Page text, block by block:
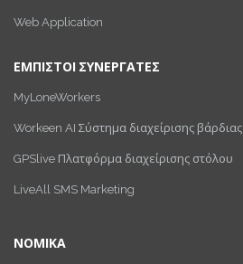
Web Application
ΕΜΠΙΣΤΟΙ ΣΥΝΕΡΓΑΤΕΣ
MyLoneWorkers
Workeen AI Σύστημα διαχείρισης βάρδιας
GPSlive Πλατφόρμα διαχείρισης στόλου
LiveAll SMS Marketing
ΝΟΜΙΚΑ